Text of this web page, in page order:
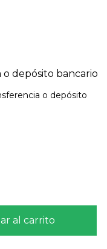
o depósito bancario
o depósito